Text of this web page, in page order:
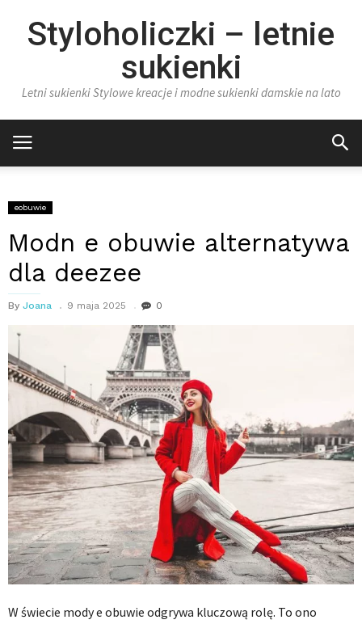
Styloholiczki – letnie
sukienki
Letni sukienki Stylowe kreacje i modne sukienki damskie na lato
eobuwie
Modn e obuwie alternatywa
dla deezee
By Joana 9 maja 2025 0
W świecie mody e obuwie odgrywa kluczową rolę. To ono